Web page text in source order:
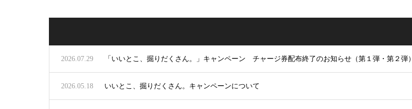
2026.07.29 「いいとこ、掘りだくさん。」キャンペーン チャージ券配布終了のお知らせ（第１弾・第２弾）
2026.05.18 いいとこ、掘りだくさん。キャンペーンについて